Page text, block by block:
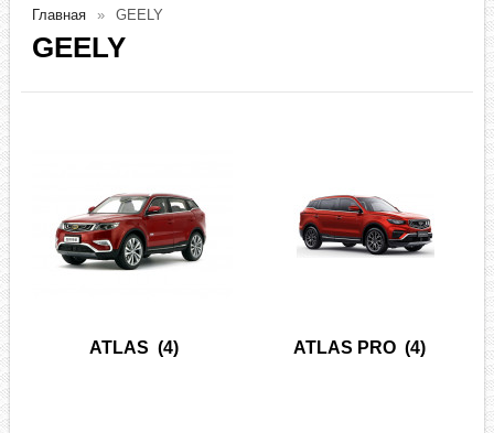
Главная GEELY
GEELY
ATLAS (4) ATLAS PRO (4)